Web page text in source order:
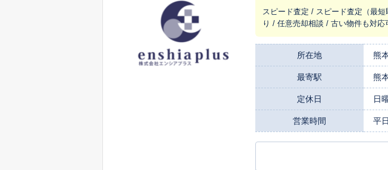
背景にある様々なご事情に真摯に向き
却には専門的な手続きが多く、不安
よう、面倒な手続きも安心してお任
家の意見を聞いてみたい」という段
して相談できた」「面倒な手続きを
真の価値を見出し、次へと繋ぐお手伝いをいたします。 お客様との出会いという
誠心誠意お手伝いさせていただきま
スピード査定 / スピード査定（最
り / 任意売却相談 / 古い物件も対応
所在地 熊
最寄駅 熊
定休日 日
営業時間 平